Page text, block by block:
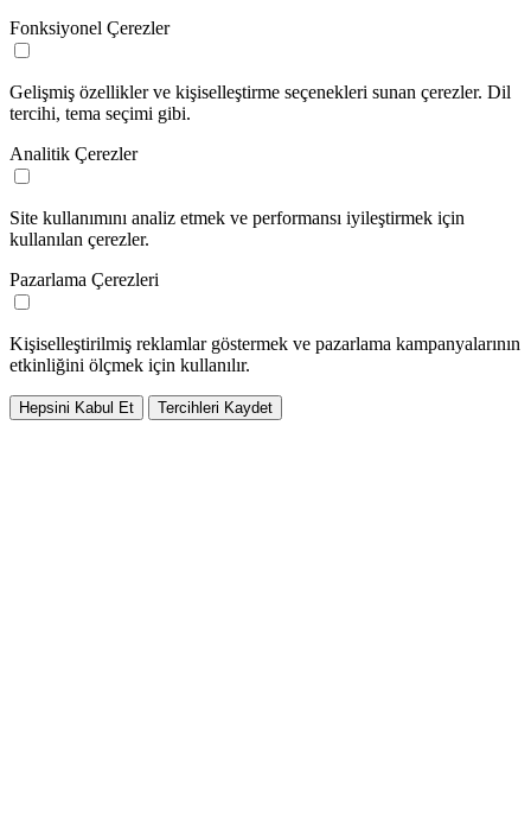
Fonksiyonel Çerezler
Gelişmiş özellikler ve kişiselleştirme seçenekleri sunan çerezler. Dil
tercihi, tema seçimi gibi.
Analitik Çerezler
Site kullanımını analiz etmek ve performansı iyileştirmek için
kullanılan çerezler.
Pazarlama Çerezleri
Kişiselleştirilmiş reklamlar göstermek ve pazarlama kampanyalarının
etkinliğini ölçmek için kullanılır.
Hepsini Kabul Et Tercihleri Kaydet